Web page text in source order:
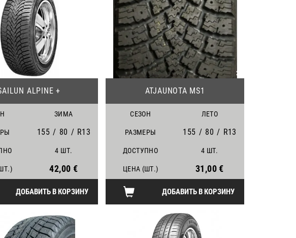
ALPINE +
ЗИМА
155 / 80 / R13
4 ШТ.
42,00 €
ДОБАВИТЬ В КОРЗИНУ
22
ATJAUNOTA MS1
СЕЗОН ЛЕТО
РАЗМЕРЫ 155 / 80 / R13
ДОСТУПНО 4 ШТ.
ЦЕНА (ШТ.) 31,00 €
ДОБАВИТЬ В КОРЗИНУ